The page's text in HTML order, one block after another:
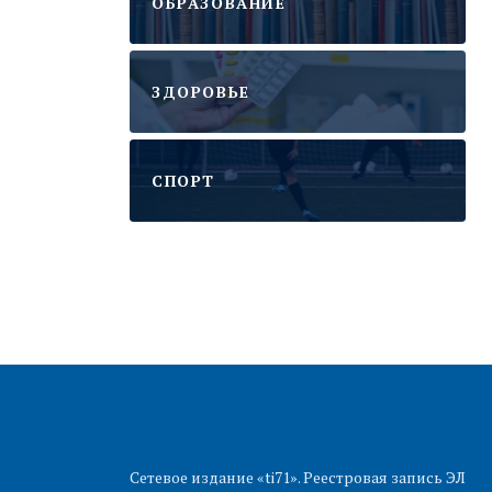
ЗДОРОВЬЕ
CПОРТ
Сетевое издание «ti71». Реестровая запись ЭЛ